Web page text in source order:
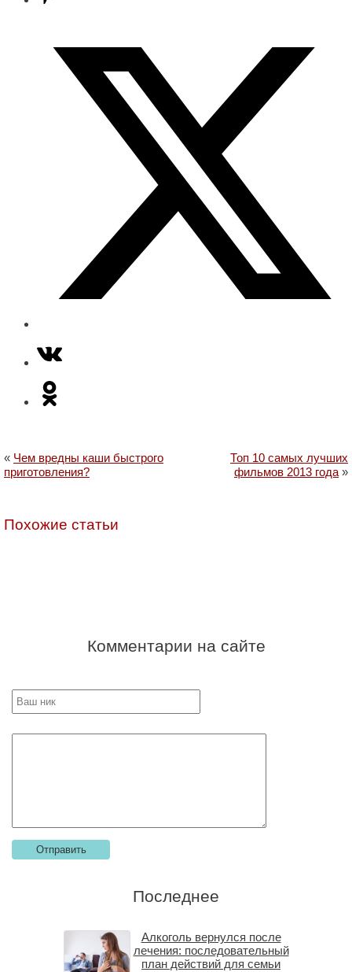
« Чем вредны каши быстрого
приготовления?
Топ 10 самых лучших
фильмов 2013 года »
Похожие статьи
Комментарии на сайте
Последнее
Алкоголь вернулся после
лечения: последовательный
план действий для семьи